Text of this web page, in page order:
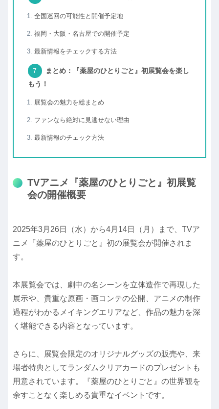
全国巡回の可能性と開催予定地
福岡・大阪・名古屋での開催予定
最新情報をチェックする方法
まとめ：『薬屋のひとりごと』初展覧会を楽し
もう！
展覧会の魅力を総まとめ
ファンなら絶対に見逃せない理由
最新情報のチェック方法
TVアニメ『薬屋のひとりごと』初展覧
会の開催概要
2025年3月26日（水）から4月14日（月）まで、TVア
ニメ『薬屋のひとりごと』初の展覧会が開催されま
す。
本展覧会では、劇中の名シーンを立体造作で再現した
展示や、貴重な原画・画コンテの公開、アニメの制作
過程がわかるメイキングエリアなど、作品の魅力を深
く堪能できる内容となっています。
さらに、展覧会限定のオリジナルグッズの販売や、来
場者特典としてランダムクリアカードのプレゼントも
用意されています。『薬屋のひとりごと』の世界観を
余すことなく楽しめる貴重なイベントです。